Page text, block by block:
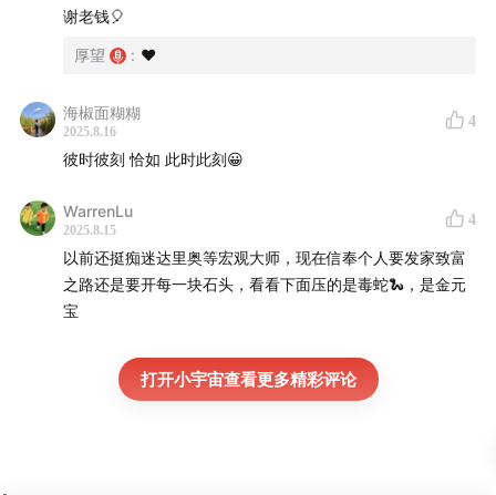
谢老钱🎈
厚望 : ❤️
海椒面糊糊
2025.8.16
4
彼时彼刻 恰如 此时此刻😀
WarrenLu
2025.8.15
4
以前还挺痴迷达里奥等宏观大师，现在信奉个人要发家致富
之路还是要开每一块石头，看看下面压的是毒蛇🐍，是金元
宝
打开小宇宙查看更多精彩评论